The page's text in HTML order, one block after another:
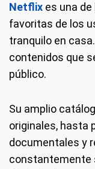
Netflix es una
favoritas de los
tranquilo en
contenidos que
público.
Su amplio
originales, hasta
documentales y
constantemente